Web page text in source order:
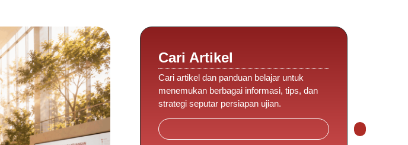
Cari Artikel
Cari artikel dan panduan belajar untuk
menemukan berbagai informasi, tips, dan
strategi seputar persiapan ujian.